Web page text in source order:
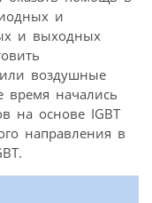
и
и выходных
воздушные
время начались
на основе IGBT
направления в